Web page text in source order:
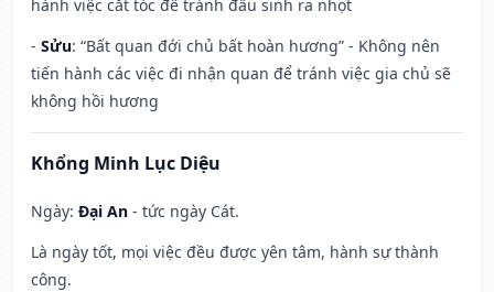
hành việc cắt tóc để tránh đầu sinh ra nhọt
- Sửu: “Bất quan đới chủ bất hoàn hương” - Không nên
tiến hành các việc đi nhận quan để tránh việc gia chủ sẽ
không hồi hương
Khổng Minh Lục Diệu
Ngày: Đại An - tức ngày Cát.
Là ngày tốt, mọi việc đều được yên tâm, hành sự thành
công.